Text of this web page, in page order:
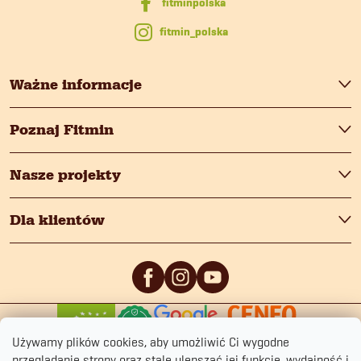
Używamy plików cookies, aby umożliwić Ci wygodne
Ważne informacje
Poznaj Fitmin
Nasze projekty
Dla klientów
fitmin_polska